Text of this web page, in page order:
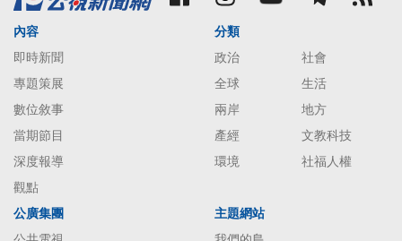
內容
即時新聞
專題策展
數位敘事
當期節目
深度報導
觀點
分類
政治
社會
全球
生活
兩岸
地方
產經
文教科技
環境
社福人權
公廣集團
主題網站